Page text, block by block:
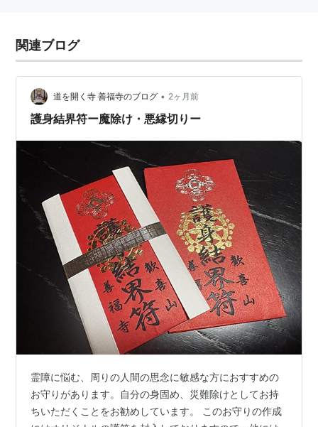
リスト::エロ漫画家
関連ブログ
道を開く寺 善福寺のブログ • 2ヶ月前
護身結界符ー魔除け・悪縁切りー
霊障に悩む、周りの人間の思念に敏感な方におすすめの
お守りがあります。自分の身固め、災難除けとしてお持
ちいただくことをお勧めしています。 このお守りの作成